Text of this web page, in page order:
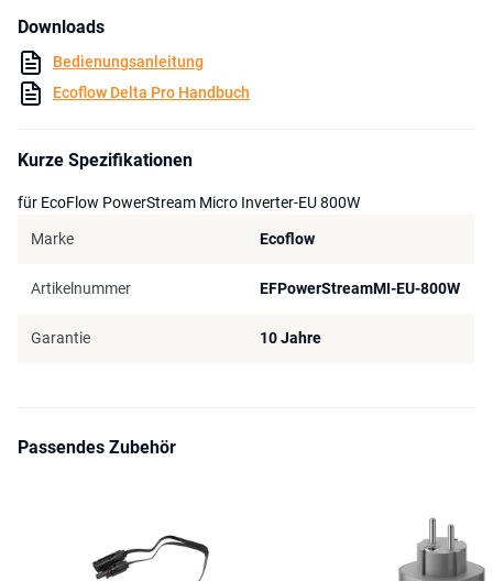
erzeugen. Dank einer Akkukapazität von 3600 Wh kann die Delta
* Österreich ca. 400 Euro
Downloads
Bedienungsanleitung
Ecoflow Delta Pro Handbuch
Kurze Spezifikationen
für EcoFlow PowerStream Micro Inverter-EU 800W
Marke Ecoflow
Artikelnummer EFPowerStreamMI-EU-800W
Garantie 10 Jahre
Passendes Zubehör